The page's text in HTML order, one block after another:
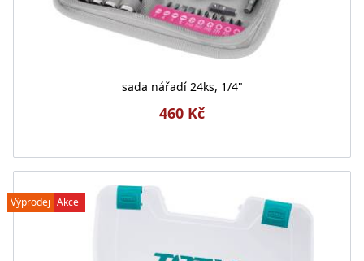
sada nářadí 24ks, 1/4"
460 Kč
Výprodej Akce